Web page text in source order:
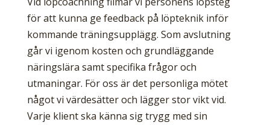
för att kunna ge feedback på löpteknik inför
kommande träningsupplägg. Som avslutning
går vi igenom kosten och grundläggande
näringslära samt specifika frågor och
utmaningar. För oss är det personliga mötet
något vi värdesätter och lägger stor vikt vid.
Varje klient ska känna sig trygg med sin